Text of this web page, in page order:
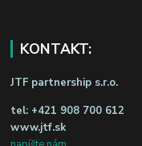
KONTAKT:
JTF partnership s.r.o.
tel: +421 908 700 612
www.jtf.sk